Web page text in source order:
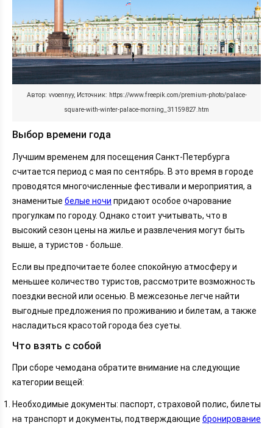
Автор: vvoennyy, Источник: https://www.freepik.com/premium-photo/palace-
square-with-winter-palace-morning_31159827.htm
Выбор времени года
Лучшим временем для посещения Санкт-Петербурга
считается период с мая по сентябрь. В это время в городе
проводятся многочисленные фестивали и мероприятия, а
знаменитые белые ночи придают особое очарование
прогулкам по городу. Однако стоит учитывать, что в
высокий сезон цены на жилье и развлечения могут быть
выше, а туристов - больше.
Если вы предпочитаете более спокойную атмосферу и
меньшее количество туристов, рассмотрите возможность
поездки весной или осенью. В межсезонье легче найти
выгодные предложения по проживанию и билетам, а также
насладиться красотой города без суеты.
Что взять с собой
При сборе чемодана обратите внимание на следующие
категории вещей:
Необходимые документы: паспорт, страховой полис, билеты
на транспорт и документы, подтверждающие бронирование